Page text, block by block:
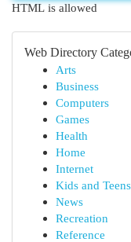
HTML is allowed
Web Directory
Arts
Business
Computers
Games
Health
Home
Internet
Kids and Teens
News
Recreation
Reference